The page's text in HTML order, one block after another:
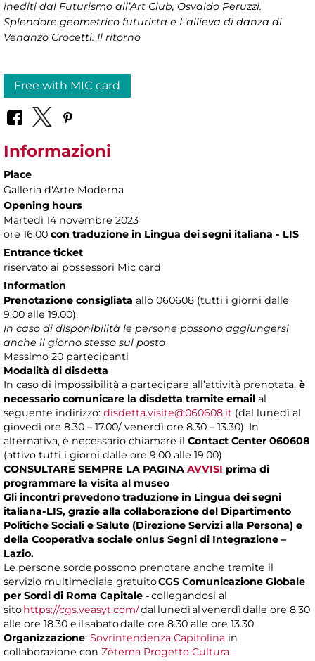
inediti dal Futurismo all’Art Club, Osvaldo Peruzzi.
Splendore geometrico futurista e L’allieva di danza di
Venanzo Crocetti. Il ritorno
Free with MIC card
Informazioni
Place
Galleria d'Arte Moderna
Opening hours
Martedì 14 novembre 2023
ore 16.00 con traduzione in Lingua dei segni italiana - LIS
Entrance ticket
riservato ai possessori Mic card
Information
Prenotazione consigliata allo 060608 (tutti i giorni dalle
9.00 alle 19.00).
In caso di disponibilità le persone possono aggiungersi
anche il giorno stesso sul posto
Massimo 20 partecipanti
Modalità di disdetta
In caso di impossibilità a partecipare all’attività prenotata, è
necessario comunicare la disdetta tramite email al
seguente indirizzo: disdetta.visite@060608.it (dal lunedì al
giovedì ore 8.30 – 17.00/ venerdì ore 8.30 – 13.30). In
alternativa, è necessario chiamare il Contact Center 060608
(attivo tutti i giorni dalle ore 9.00 alle 19.00)
CONSULTARE SEMPRE LA PAGINA AVVISI prima di
programmare la visita al museo
Gli incontri prevedono traduzione in Lingua dei segni
italiana-LIS, grazie alla collaborazione del Dipartimento
Politiche Sociali e Salute (Direzione Servizi alla Persona) e
della Cooperativa sociale onlus Segni di Integrazione –
Lazio.
Le persone sorde possono prenotare anche tramite il
servizio multimediale gratuitoCGS Comunicazione Globale
per Sordi di Roma Capitale -collegandosi al
sitohttps://cgs.veasyt.com/dal lunedì al venerdì dalle ore 8.30
alle ore 18.30 e il sabato dalle ore 8.30 alle ore 13.30
Organizzazione: Sovrintendenza Capitolina in
collaborazione con Zètema Progetto Cultura